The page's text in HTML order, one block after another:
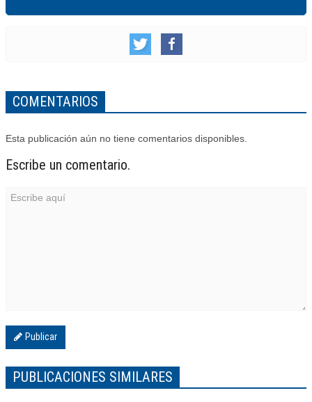
COMENTARIOS
Esta publicación aún no tiene comentarios disponibles.
Escribe un comentario.
Publicar
PUBLICACIONES SIMILARES